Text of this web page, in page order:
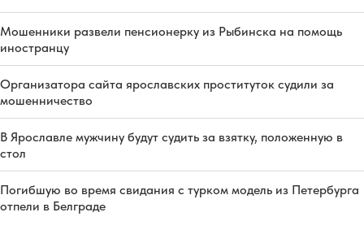
Мошенники развели пенсионерку из Рыбинска на помощь
иностранцу
Организатора сайта ярославских проституток судили за
мошенничество
В Ярославле мужчину будут судить за взятку, положенную в
стол
Погибшую во время свидания с турком модель из Петербурга
отпели в Белграде